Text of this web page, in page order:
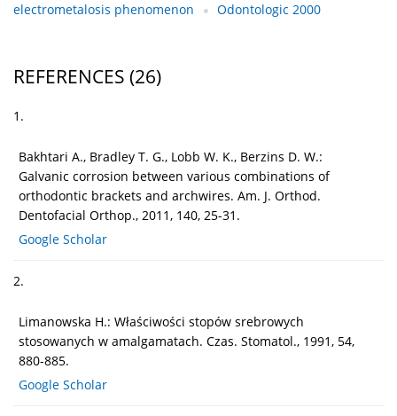
electrometalosis phenomenon Odontologic 2000
REFERENCES (26)
1.
Bakhtari A., Bradley T. G., Lobb W. K., Berzins D. W.:
Galvanic corrosion between various combinations of
orthodontic brackets and archwires. Am. J. Orthod.
Dentofacial Orthop., 2011, 140, 25-31.
Google Scholar
2.
Limanowska H.: Właściwości stopów srebrowych
stosowanych w amalgamatach. Czas. Stomatol., 1991, 54,
880-885.
Google Scholar